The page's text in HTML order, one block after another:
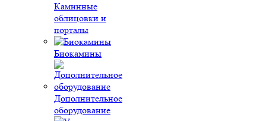
Каминные
облицовки и
порталы
Биокамины
Дополнительное
оборудование